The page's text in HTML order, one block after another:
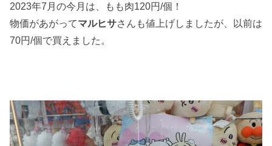
2023年7月の今月は、もも肉120円/個！
物価があがってマルヒサさんも値上げしましたが、以前は
70円/個で買えました。